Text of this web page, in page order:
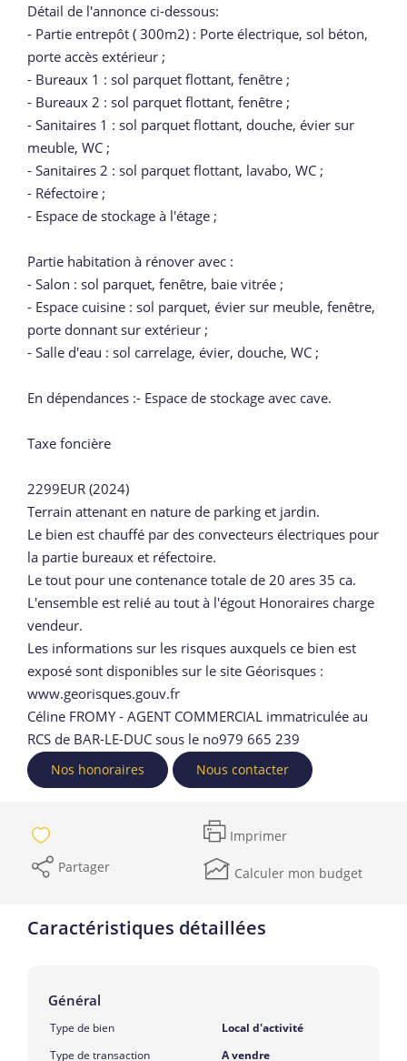
Détail de l'annonce ci-dessous:
- Partie entrepôt ( 300m2) : Porte électrique, sol béton,
porte accès extérieur ;
- Bureaux 1 : sol parquet flottant, fenêtre ;
- Bureaux 2 : sol parquet flottant, fenêtre ;
- Sanitaires 1 : sol parquet flottant, douche, évier sur
meuble, WC ;
- Sanitaires 2 : sol parquet flottant, lavabo, WC ;
- Réfectoire ;
- Espace de stockage à l'étage ;
Partie habitation à rénover avec :
- Salon : sol parquet, fenêtre, baie vitrée ;
- Espace cuisine : sol parquet, évier sur meuble, fenêtre,
porte donnant sur extérieur ;
- Salle d'eau : sol carrelage, évier, douche, WC ;
En dépendances :- Espace de stockage avec cave.
Taxe foncière
2299EUR (2024)
Terrain attenant en nature de parking et jardin.
Le bien est chauffé par des convecteurs électriques pour
la partie bureaux et réfectoire.
Le tout pour une contenance totale de 20 ares 35 ca.
L'ensemble est relié au tout à l'égout Honoraires charge
vendeur.
Les informations sur les risques auxquels ce bien est
exposé sont disponibles sur le site Géorisques :
www.georisques.gouv.fr
Céline FROMY - AGENT COMMERCIAL immatriculée au
RCS de BAR-LE-DUC sous le no979 665 239
Nos honoraires Nous contacter
Imprimer
Partager
Calculer mon budget
Caractéristiques détaillées
Général
Type de bien
Local d'activité
Type de transaction
A vendre